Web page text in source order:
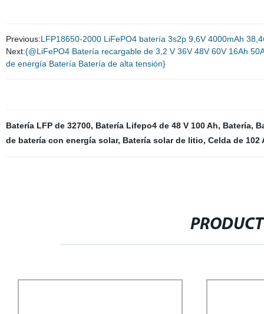
Previous:LFP18650-2000 LiFePO4 batería 3s2p 9,6V 4000mAh
Next:{@LiFePO4 Batería recargable de 3,2 V 36V 48V 60V 16Ah
de energía Batería Batería de alta tensión}
Batería LFP de 32700, Batería Lifepo4 de 48 V 100 Ah, Batería,
de batería con energía solar, Batería solar de litio, Celda de 102